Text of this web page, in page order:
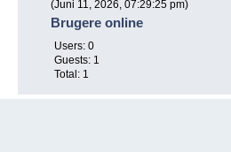
(Juni 11, 2026, 07:29:25 pm)
Brugere online
Users: 0
Guests: 1
Total: 1